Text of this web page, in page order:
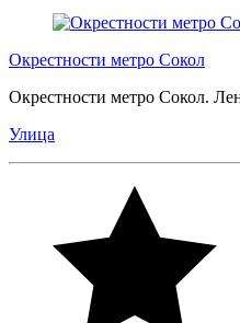
Окрестности метро Сокол
Окрестности метро Сокол.
Улица